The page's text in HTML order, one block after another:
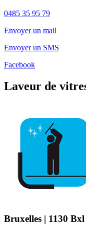
0485 35 95 79
Envoyer un mail
Envoyer un SMS
Facebook
Laveur de
Bruxelles | 1130 Bxl